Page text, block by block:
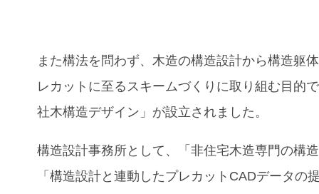
また構法を問わず、木造の構造設計から構造躯
レカットに至るスキームづくりに取り組む目的
社木構造デザイン」が設立されました。
構造設計事務所として、「⾮住宅⽊造専⾨の構
「構造設計と連動したプレカットCADデータの